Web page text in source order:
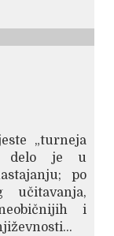
„turneja
delo je u
po
i